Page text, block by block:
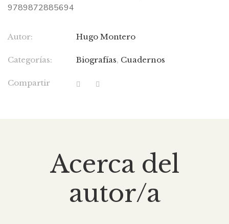
9789872885694
Autor: Hugo Montero
Categorías: Biografías, Cuadernos
Compartir
Acerca del
autor/a